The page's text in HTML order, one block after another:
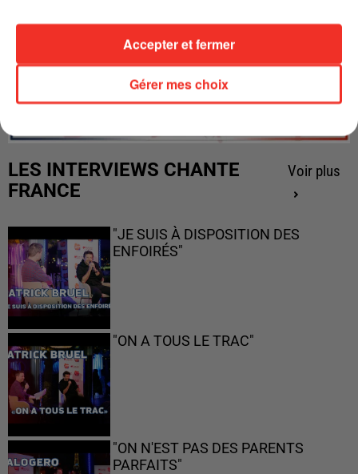
LES INTERVIEWS CHANTE
FRANCE
Voir plus
"JE SUIS À DISPOSITION DES
ENFOIRÉS"
"ON A TOUS LE TRAC"
"ON N'EST PAS DES PARENTS
PARFAITS"
Gérer mes choix
Accepter et fermer